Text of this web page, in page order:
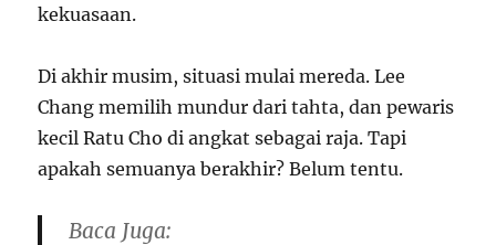
kekuasaan.
Di akhir musim, situasi mulai mereda. Lee
Chang memilih mundur dari tahta, dan pewaris
kecil Ratu Cho di angkat sebagai raja. Tapi
apakah semuanya berakhir? Belum tentu.
Baca Juga: